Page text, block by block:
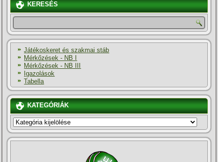
KERESÉS
Játékoskeret és szakmai stáb
Mérkőzések - NB I
Mérkőzések - NB III
Igazolások
Tabella
KATEGÓRIÁK
KATEGÓRIÁK